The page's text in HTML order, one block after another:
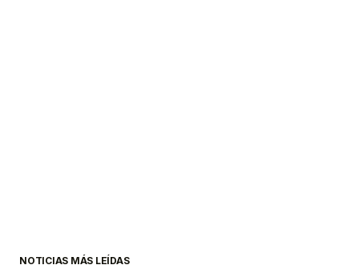
NOTICIAS MÁS LEÍDAS